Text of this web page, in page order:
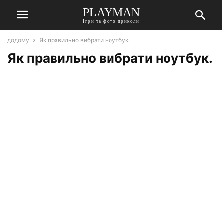
PLAYMAN
Ігри та фото приколи
додому Як правильно вибрати ноутбук.
Як правильно вибрати ноутбук.